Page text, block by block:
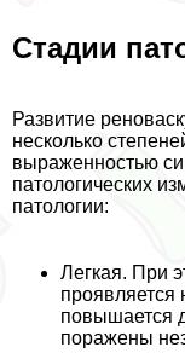
Стадии
Развитие
несколько
выраженностью
патологических
патологии:
Легкая. При
проявляется
повышается
поражены